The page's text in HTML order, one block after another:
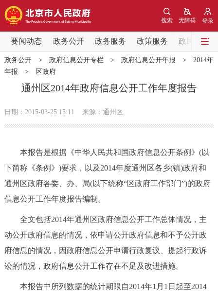
登录
无障碍
搜索
要闻动态 政务公开 政务服务 政策服务 政民互动
要闻动态
党中央精神 国务院信息 中央部委动态
北京要闻 会议信息 部门动态
各区热点
政务公开
市领导 机构职能 政策服务
政策兑现 政策解读
决策公开 专题公开
政务服务
政务公开> 政府信息公开专栏> 政府信息公开年报 > 2014年
年报 > 区政府
通州区2014年政府信息公开工作年度报告
日期：2015-03-25 15:11 来源：通州区
本报告是根据《中华人民共和国政府信息公开条例》(以
下简称《条例》)要求，以及2014年度通州区各乡(镇)政府和
通州区政府各委、办、局(以下统称“区政府工作部门”)的政府
信息公开工作年度报告编制。
全文包括2014年通州区政府信息公开工作总体情况，主
动公开政府信息的情况，依申请公开政府信息和不予公开政
府信息的情况，因政府信息公开申请行政复议、提起行政诉
讼的情况，政府信息公开工作存在不足及改进措施。
本报告中所列数据的统计期限自2014年1月1日起至2014